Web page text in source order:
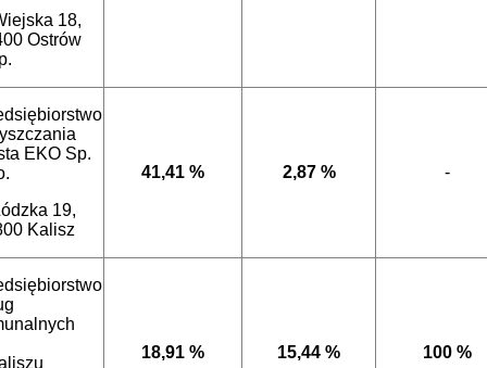
18,
Ostrów
EKO Sp.
19,
Kalisz
41,41 % 2,87 % -
18,91 % 15,44 % 100 %